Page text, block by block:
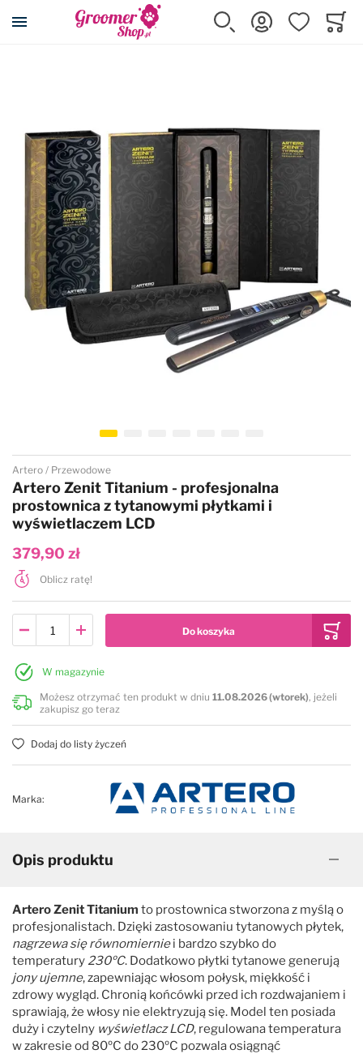
Przejdź na stronę główną
Szukaj Zaloguj sięUlubione
Przejdź na początek galerii
Artero Przewodowe
Artero Zenit Titanium - profesjonalna
prostownica z tytanowymi płytkami i
wyświetlaczem LCD
379,90 zł
Oblicz ratę!
W magazynie
Możesz otrzymać ten produkt w dniu 11.08.2026 (wtorek), jeżeli
zakupisz go teraz
Dodaj do listy życzeń
Marka:
Opis produktu
Artero Zenit Titanium to prostownica stworzona z myślą o
profesjonalistach. Dzięki zastosowaniu tytanowych płytek,
nagrzewa się równomierniei bardzo szybko do
temperatury 230ºC. Dodatkowo płytki tytanowe generują
jony ujemne, zapewniając włosom połysk, miękkość i
zdrowy wygląd. Chronią końcówki przed ich rozdwajaniem i
sprawiają, że włosy nie elektryzują się. Model ten posiada
duży i czytelny wyświetlacz LCD, regulowana temperatura
w zakresie od 80ºC do 230ºC pozwala osiągnąć